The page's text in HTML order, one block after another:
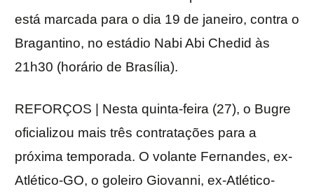
está marcada para o dia 19 de janeiro, contra o
Bragantino, no estádio Nabi Abi Chedid às
21h30 (horário de Brasília).
REFORÇOS | Nesta quinta-feira (27), o Bugre
oficializou mais três contratações para a
próxima temporada. O volante Fernandes, ex-
Atlético-GO, o goleiro Giovanni, ex-Atlético-